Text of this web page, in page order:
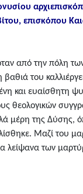
επισκόπου
από την πόλη
βαθιά του
και ευαίσθητη
θεολογικών
μέρη της Δύσης,
Μαζί του
λείψανα των